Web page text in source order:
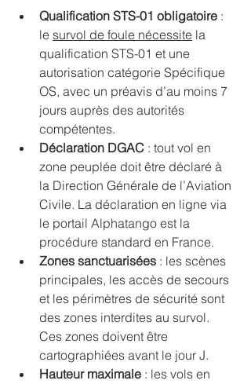
Qualification STS-01 obligatoire :
le survol de foule nécessite la
qualification STS-01 et une
autorisation catégorie Spécifique
OS, avec un préavis d’au moins 7
jours auprès des autorités
compétentes.
Déclaration DGAC : tout vol en
zone peuplée doit être déclaré à
la Direction Générale de l’Aviation
Civile. La déclaration en ligne via
le portail Alphatango est la
procédure standard en France.
Zones sanctuarisées : les scènes
principales, les accès de secours
et les périmètres de sécurité sont
des zones interdites au survol.
Ces zones doivent être
cartographiées avant le jour J.
Hauteur maximale : les vols en